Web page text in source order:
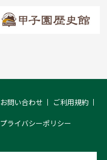
お問い合わせ ご利用規約
プライバシーポリシー